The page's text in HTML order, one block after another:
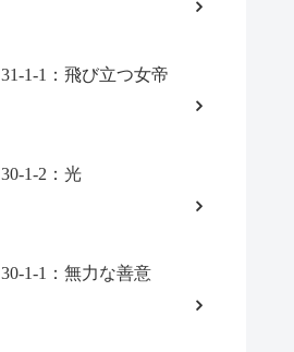
31-1-1：飛び立つ女帝
30-1-2：光
30-1-1：無力な善意